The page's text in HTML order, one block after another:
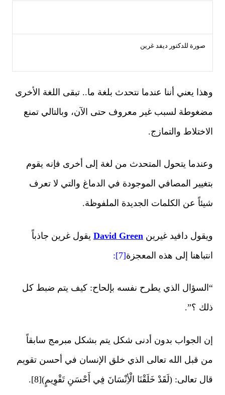
صورة للدكتور ديفد غرين
وهذا يعني أننا عندما نتحدث بلغة ما.. تبقى اللغة الأخرى
مضغوطة لسبب غير معروف حتى الآن، وبالتالي تمنع
الاختلاط والتمازج.
وعندما يتحول المتحدث من لغة إلى أخرى فإنه يقوم
بتغيير المصافي الموجودة في الدماغ والتي لا تعرف
شيئاً عن الكلمات الجديدة الملفوظة.
ويقول دافيد غيرين David Green يقول غرين جاذباً
انتباهنا إلى هذه المعجزة[7]
:
“السؤال الذي يطرح نفسه بإلحاح: كيف يتم ضبط كل
ذلك ؟”.
إن الجواب بدون أدنى شكل يتم بشكل مبرمج سابقاً
من قبل الله تعالى الذي خلق الإنسان في أحسن تقويم
قال تعالى: (لَقَدْ خَلَقْنَا الْأِنْسَانَ فِي أَحْسَنِ تَقْوِيمٍ)
[8].